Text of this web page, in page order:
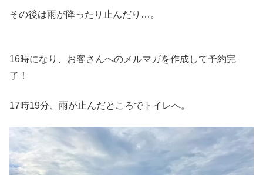
その後は雨が降ったり止んだり…。
16時になり、お客さんへのメルマガを作成して予約完
了！
17時19分、雨が止んだところでトイレへ。